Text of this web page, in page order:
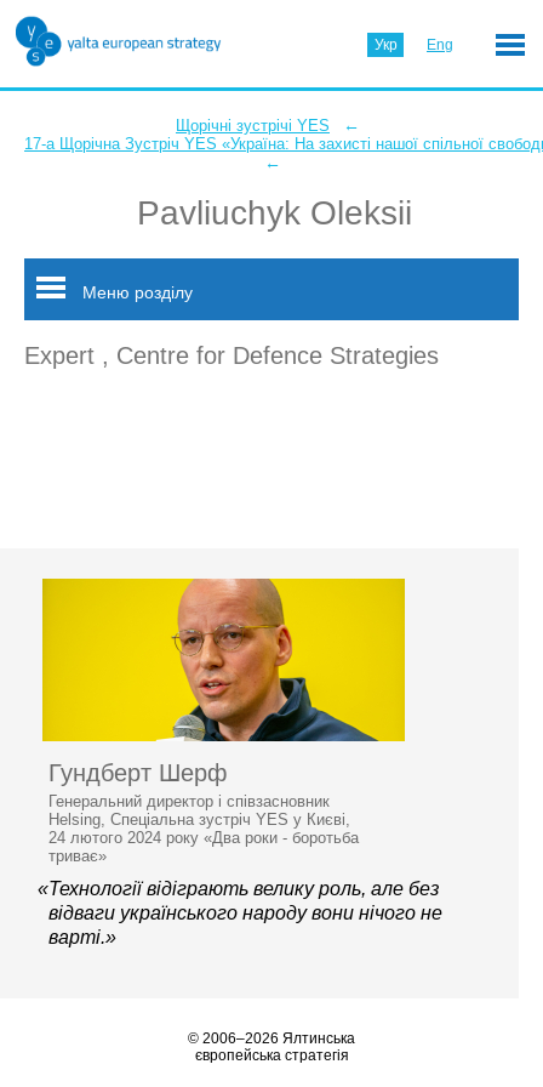
Укр Eng
Щорічні зустрічі YES ←
17-а Щорічна Зустріч YES «Україна: На захисті нашої спільної
←
Pavliuchyk Oleksii
Меню розділу
Expert , Centre for Defence Strategies
Гундберт Шерф
Генеральний директор і співзасновник
Helsing, Спеціальна зустріч YES у Києві,
24 лютого 2024 року «Два роки - боротьба
триває»
«Технології відіграють велику роль, але без
відваги українського народу вони нічого не
варті.»
© 2006–2026 Ялтинська
європейська стратегія